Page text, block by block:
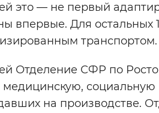
настройки
это — не первый
впервые. Для остальных
транспортом.
Отделение СФР по
на производстве.